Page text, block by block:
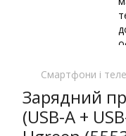
Смартфони і
Зарядний
(USB-A +